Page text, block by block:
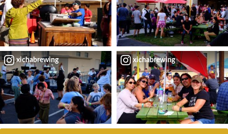
xichabrewing xichabrewing